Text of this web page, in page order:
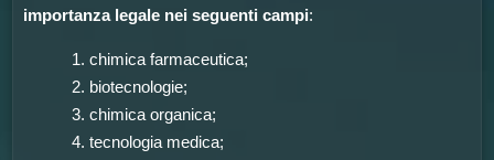
importanza legale nei seguenti campi:
chimica farmaceutica;
biotecnologie;
chimica organica;
tecnologia medica;